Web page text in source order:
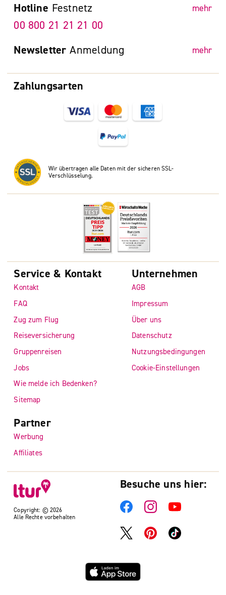
Zahlungsarten
Wir übertragen alle Daten mit der sicheren SSL-
Verschlüsselung.
Hotline Festnetz mehr
00 800 21 21 21 00
Newsletter Anmeldung mehr
Copyright: © 2026
Alle Rechte vorbehalten
Service & Kontakt
Kontakt
FAQ
Zug zum Flug
Reiseversicherung
Gruppenreisen
Jobs
Wie melde ich Bedenken?
Sitemap
Unternehmen
AGB
Impressum
Über uns
Datenschutz
Nutzungsbedingungen
Cookie-Einstellungen
Partner
Werbung
Affiliates
Besuche uns hier: